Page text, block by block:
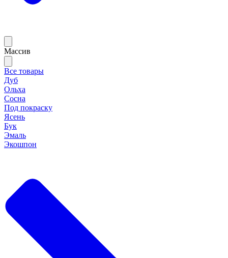
Массив
Все товары
Дуб
Ольха
Сосна
Под покраску
Ясень
Бук
Эмаль
Экошпон